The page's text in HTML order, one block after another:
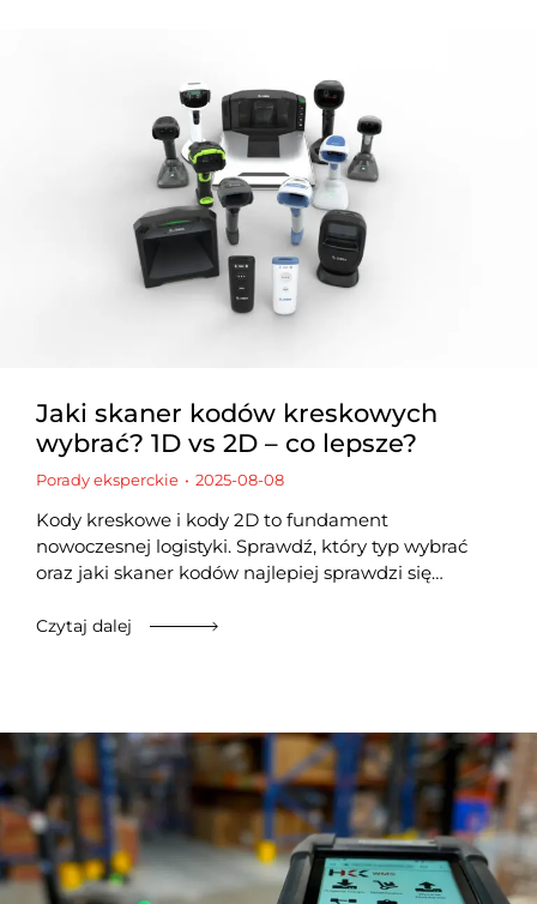
Jaki skaner kodów kreskowych
wybrać? 1D vs 2D – co lepsze?
Porady eksperckie 2025-08-08
Kody kreskowe i kody 2D to fundament
nowoczesnej logistyki. Sprawdź, który typ wybrać
oraz jaki skaner kodów najlepiej sprawdzi się…
Czytaj dalej